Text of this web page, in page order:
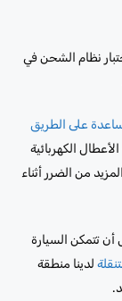
نظام الشحن في
على الطريق
الكهربائية
من الضرر أثناء
أن تتمكن السيارة
لدينا منطقة